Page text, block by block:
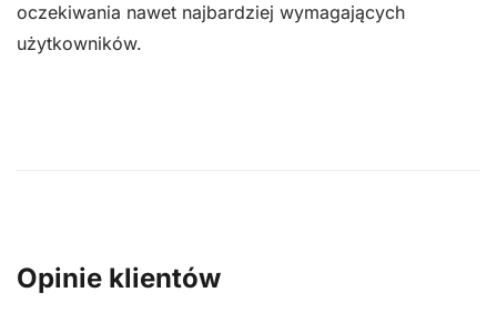
oczekiwania nawet najbardziej wymagających
użytkowników.
Opinie klientów